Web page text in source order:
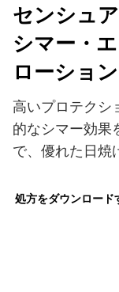
センシュ
シマー・
ローショ
高いプロテクシ
的なシマー効果
で、優れた日焼
処方をダウンロード